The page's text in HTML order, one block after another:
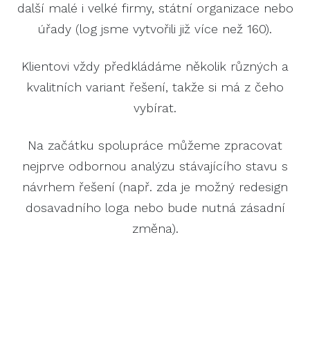
další malé i velké firmy, státní organizace nebo
úřady (log jsme vytvořili již více než 160).
Klientovi vždy předkládáme několik různých a
kvalitních variant řešení, takže si má z čeho
vybírat.
Na začátku spolupráce můžeme zpracovat
nejprve odbornou analýzu stávajícího stavu s
návrhem řešení (např. zda je možný redesign
dosavadního loga nebo bude nutná zásadní
změna).